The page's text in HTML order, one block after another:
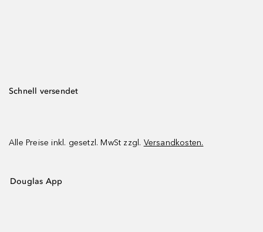
Schnell versendet
Alle Preise inkl. gesetzl. MwSt zzgl. Versandkosten.
Douglas App